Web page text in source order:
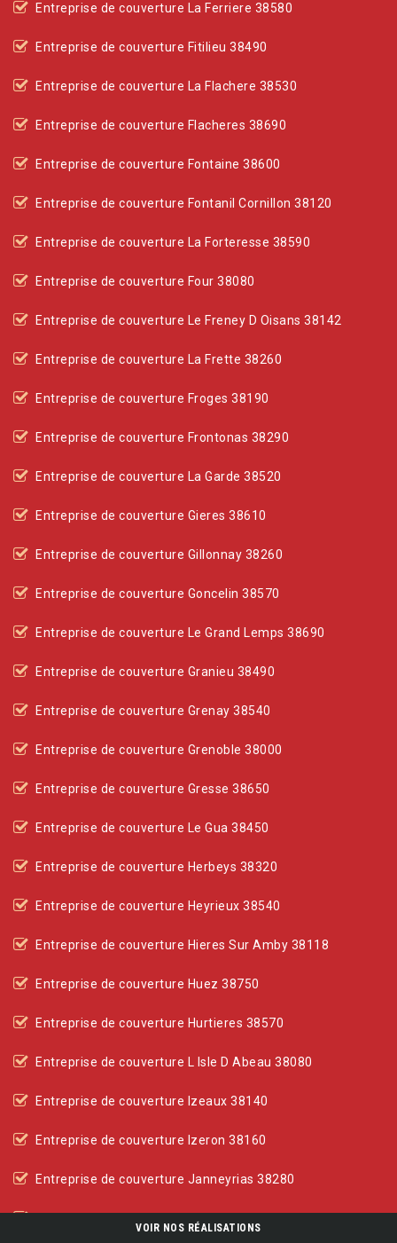
Entreprise de couverture La Ferriere 38580
Entreprise de couverture Fitilieu 38490
Entreprise de couverture La Flachere 38530
Entreprise de couverture Flacheres 38690
Entreprise de couverture Fontaine 38600
Entreprise de couverture Fontanil Cornillon 38120
Entreprise de couverture La Forteresse 38590
Entreprise de couverture Four 38080
Entreprise de couverture Le Freney D Oisans 38142
Entreprise de couverture La Frette 38260
Entreprise de couverture Froges 38190
Entreprise de couverture Frontonas 38290
Entreprise de couverture La Garde 38520
Entreprise de couverture Gieres 38610
Entreprise de couverture Gillonnay 38260
Entreprise de couverture Goncelin 38570
Entreprise de couverture Le Grand Lemps 38690
Entreprise de couverture Granieu 38490
Entreprise de couverture Grenay 38540
Entreprise de couverture Grenoble 38000
Entreprise de couverture Gresse 38650
Entreprise de couverture Le Gua 38450
Entreprise de couverture Herbeys 38320
Entreprise de couverture Heyrieux 38540
Entreprise de couverture Hieres Sur Amby 38118
Entreprise de couverture Huez 38750
Entreprise de couverture Hurtieres 38570
Entreprise de couverture L Isle D Abeau 38080
Entreprise de couverture Izeaux 38140
Entreprise de couverture Izeron 38160
Entreprise de couverture Janneyrias 38280
Entreprise de couverture Jarcieu 38270
VOIR NOS RÉALISATIONS